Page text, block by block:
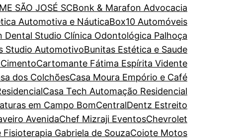
SÃO JOSÉ SCBonk & Marafon Advocacia
Automotiva e NáuticaBox10 Automóveis
Dental Studio Clínica Odontológica Palhoça
Studio AutomotivoBunitas Estética e Saude
Cartomante Fátima Espírita Vidente
dos ColchõesCasa Moura Empório e Café
Casa Tech Automação Residencial
em Campo BomCentralDentz Estreito
AvenidaChef Mizraji EventosChevrolet
Fisioterapia Gabriela de SouzaCoiote Motos